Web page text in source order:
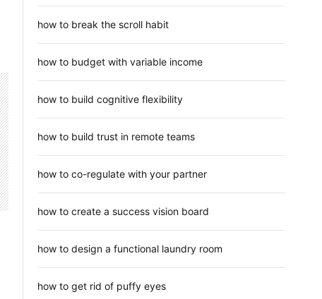
how to break the scroll habit
how to budget with variable income
how to build cognitive flexibility
how to build trust in remote teams
how to co-regulate with your partner
how to create a success vision board
how to design a functional laundry room
how to get rid of puffy eyes